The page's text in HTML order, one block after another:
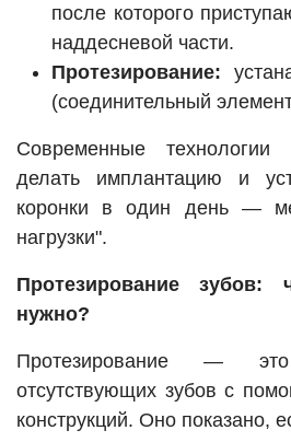
после которого
наддесневой части.
Протезирование:
(соединительный
Современные технологии
делать имплантацию и
коронки в один день —
нагрузки".
Протезирование
нужно?
Протезирование — это
отсутствующих зубов с
конструкций. Оно показано,